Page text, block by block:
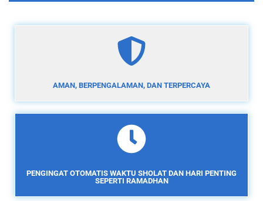
AMAN, BERPENGALAMAN, DAN TERPERCAYA
PENGINGAT OTOMATIS WAKTU SHOLAT DAN HARI PENTING
SEPERTI RAMADHAN